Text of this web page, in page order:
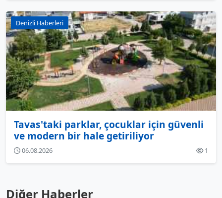
Denizli Haberleri
Tavas'taki parklar, çocuklar için güvenli
ve modern bir hale getiriliyor
06.08.2026 1
Diğer Haberler